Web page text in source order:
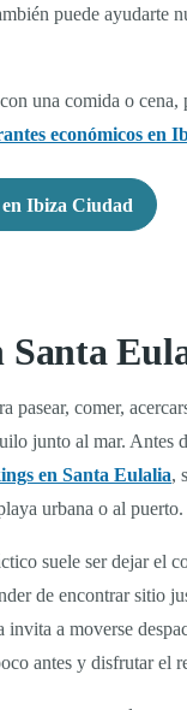
puede ayudarte
una comida o cena,
económicos en
Ibiza Ciudad
Santa
pasear, comer,
junto al mar. Antes
en Santa Eulalia,
urbana o al puerto.
suele ser dejar el
de encontrar sitio
invita a moverse
antes y disfrutar el